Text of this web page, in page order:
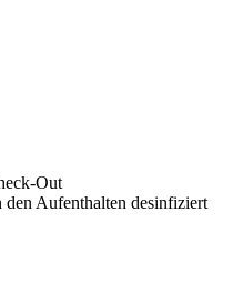
Out
Aufenthalten desinfiziert